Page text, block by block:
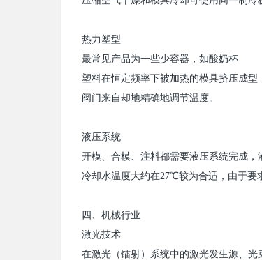
热力塑型
最常见产品为一些少容器，如酸奶杯
塑料在恒定频率下被加热的模具挤压成
阀门来自却地精确地调节温度。
液压系统
开模、合模、注料都需要液压系统完成
冷却水温度大约在27℃较为合适，由于要
四
机械行业
激光技术
在激光（镭射）系统中的激光发生源、光